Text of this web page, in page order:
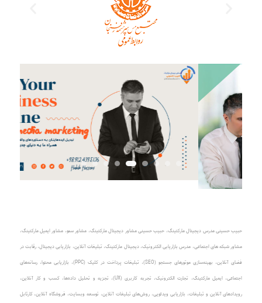
حبیب حسینی مدرس دیجیتال مارکتینگ حبیب حسینی مشاور دیجیتال مارکتینگ مشاور سئو، مشاور ایمیل مارکتینگ
مشاور شبکه های اجتماعی مدرس بازاریابی الکترونیک دیجیتال مارکتینگ، تبلیغات آنلاین ، بازاریابی دیجیتال، رقابت در
فضای آنلاین، بهینه‌سازی موتورهای جستجو (SEO) ، تبلیغات پرداخت در کلیک (PPC) ، بازاریابی محتوا، رسانه‌های